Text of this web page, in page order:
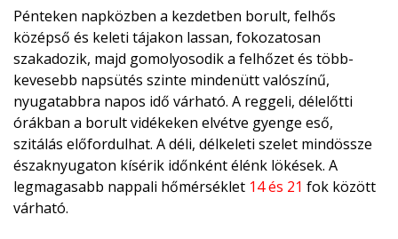
Pénteken napközben a kezdetben borult, felhős
középső és keleti tájakon lassan, fokozatosan
szakadozik, majd gomolyosodik a felhőzet és több-
kevesebb napsütés szinte mindenütt valószínű,
nyugatabbra napos idő várható. A reggeli, délelőtti
órákban a borult vidékeken elvétve gyenge eső,
szitálás előfordulhat. A déli, délkeleti szelet mindössze
északnyugaton kísérik időnként élénk lökések. A
legmagasabb nappali hőmérséklet 14 és 21 fok között
várható.